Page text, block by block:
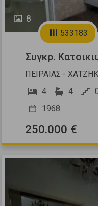
8
533183
Συγκρ.
ΠΕΙΡΑΙΑΣ -
4
4
1968
250.000 €